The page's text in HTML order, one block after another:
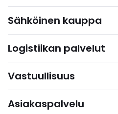
Sähköinen kauppa
Logistiikan palvelut
Vastuullisuus
Asiakaspalvelu